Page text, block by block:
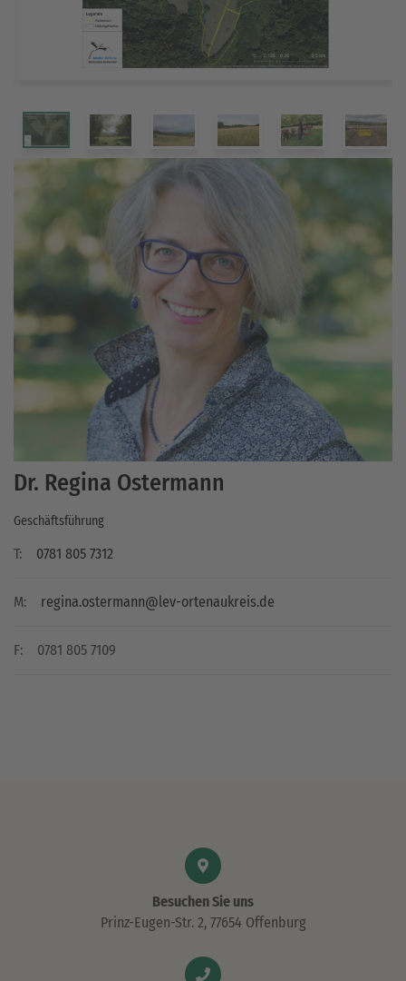
Dr. Regina Ostermann
Geschäftsführung
T: 0781 805 7312
M: regina.ostermann@lev-ortenaukreis.de
F: 0781 805 7109
Besuchen Sie uns
Prinz-Eugen-Str. 2, 77654 Offenburg